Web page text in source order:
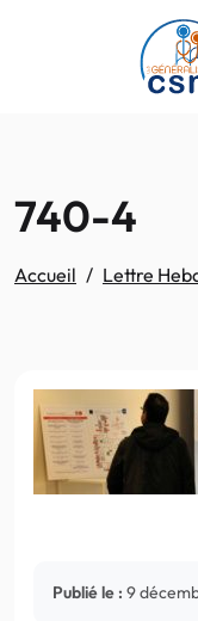
Passer au contenu
740-4
Accueil Lettre
Publié le : 9